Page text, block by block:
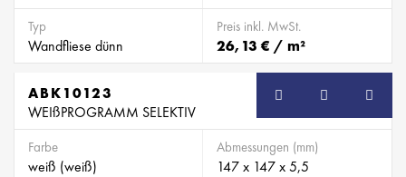
Typ
Wandfliese dünn
Preis inkl. MwSt.
26,13 € / m²
ABK10123
WEIßPROGRAMM SELEKTIV
Farbe
weiß (weiß)
Abmessungen (mm)
147 x 147 x 5,5